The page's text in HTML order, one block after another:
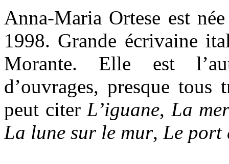
Anna-Maria Ortese est
1998. Grande écrivaine
Morante. Elle est
d’ouvrages, presque
peut citer L’iguane, La
La lune sur le mur, Le port